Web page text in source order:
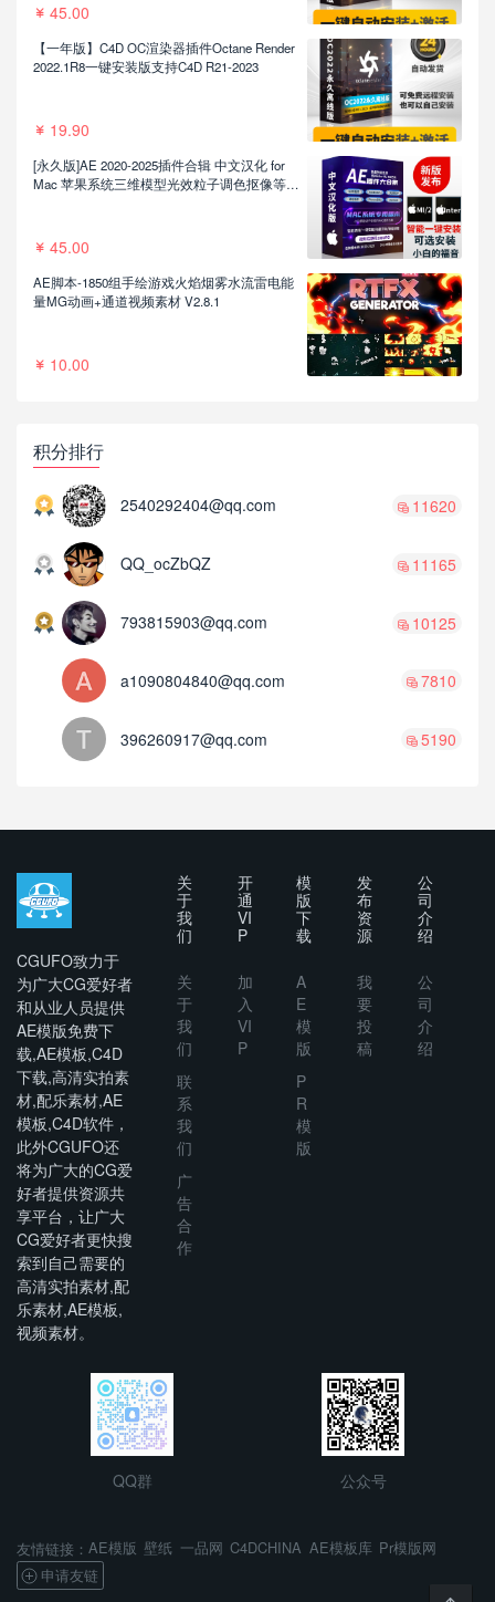
45.00
【一年版】C4D OC渲染器插件Octane Render
2022.1R8一键安装版支持C4D R21-2023
19.90
[永久版]AE 2020-2025插件合辑 中文汉化 for
Mac 苹果系统三维模型光效粒子调色抠像等插
45.00
AE脚本-1850组手绘游戏火焰烟雾水流雷电能
量MG动画+通道视频素材 V2.8.1
10.00
积分排行
2540292404@qq.com 11620
QQ_ocZbQZ 11165
793815903@qq.com 10125
a1090804840@qq.com 7810
396260917@qq.com 5190
CGUFO致力于
为广大CG爱好者
和从业人员提供
AE模版免费下
载,AE模板,C4D
下载,高清实拍素
材,配乐素材,AE
模板,C4D软件，
此外CGUFO还
将为广大的CG爱
好者提供资源共
享平台，让广大
CG爱好者更快搜
索到自己需要的
高清实拍素材,配
乐素材,AE模板,
视频素材。
关
于
我
们
关
于
我
们
联
系
我
们
广
告
合
作
开
通
VI
P
加
入
VI
P
模
版
下
载
A
E
模
版
P
R
模
版
发
布
资
源
我
要
投
稿
公
司
介
绍
公
司
介
绍
QQ群 公众号
友情链接： AE模版 壁纸 一品网 C4DCHINA AE模板库 Pr模版网
申请友链